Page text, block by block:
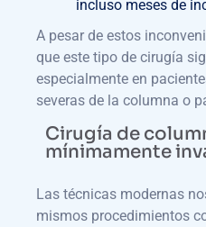
incluso meses de
A pesar de estos
que este tipo de cirugía
especialmente en
severas de la columna o
Cirugía de
mínimamente
Las técnicas modernas
mismos procedimientos